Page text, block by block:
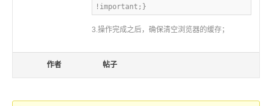
!important;}
3.操作完成之后，确保清空浏览器的缓存；
作者 帖子